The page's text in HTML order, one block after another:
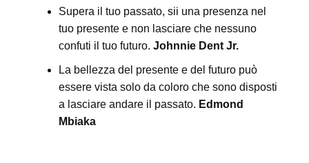
Supera il tuo passato, sii una presenza nel
tuo presente e non lasciare che nessuno
confuti il ​​tuo futuro. Johnnie Dent Jr.
La bellezza del presente e del futuro può
essere vista solo da coloro che sono disposti
a lasciare andare il passato. Edmond
Mbiaka